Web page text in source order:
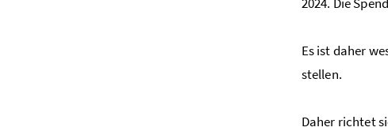
Es ist daher
stellen.
Daher richtet